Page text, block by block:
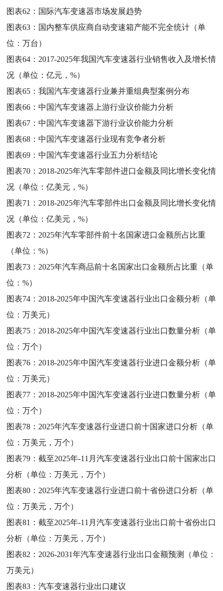
图表62： 国际汽车变速器市场发展趋势
图表63： 国内整车供应商自动变速箱产能不完全统计（单
位：万台）
图表64： 2017-2025年我国汽车变速器行业销售收入及增长情
况（单位：亿元，%）
图表65：我国汽车变速器行业兼并重组典型案例分布
图表66：中国汽车变速器上游行业议价能力分析
图表67：中国汽车变速器下游行业议价能力分析
图表68：中国汽车变速器行业现有竞争者分析
图表69：中国汽车变速器行业五力分析结论
图表70： 2018-2025年汽车零部件进口金额及同比增长变化情
况（单位：亿美元，%）
图表71： 2018-2025年汽车零部件出口金额及同比增长变化情
况（单位：亿美元，%）
图表72： 2025年汽车零部件前十名国家进口金额所占比重
（单位：%）
图表73： 2025年汽车商品前十名国家出口金额所占比重（单
位：%）
图表74： 2018-2025年中国汽车变速器行业出口金额分析（单
位：万美元）
图表75： 2018-2025年中国汽车变速器行业出口数量分析（单
位：万个）
图表76： 2018-2025年中国汽车变速器行业进口金额分析（单
位：万美元）
图表77： 2018-2025年中国汽车变速器行业进口数量分析（单
位：万个）
图表78： 2025年汽车变速器行业进口前十国家进口分析（单
位：万美元，万个）
图表79：截至2025年-11月汽车变速器行业出口前十国家出口
分析（单位：万美元，万个）
图表80： 2025年汽车变速器行业进口前十省份进口分析（单
位：万美元，万个）
图表81：截至2025年-11月汽车变速器行业出口前十省份出口
分析（单位：万美元，万个）
图表82： 2026-2031年汽车变速器行业出口金额预测（单位：
万美元）
图表83：汽车变速器行业出口建议